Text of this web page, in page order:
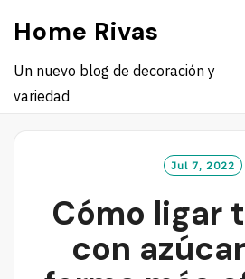
content
Home Rivas
Un nuevo blog de decoración y
variedad
Jul 7, 2022
Cómo ligar
con